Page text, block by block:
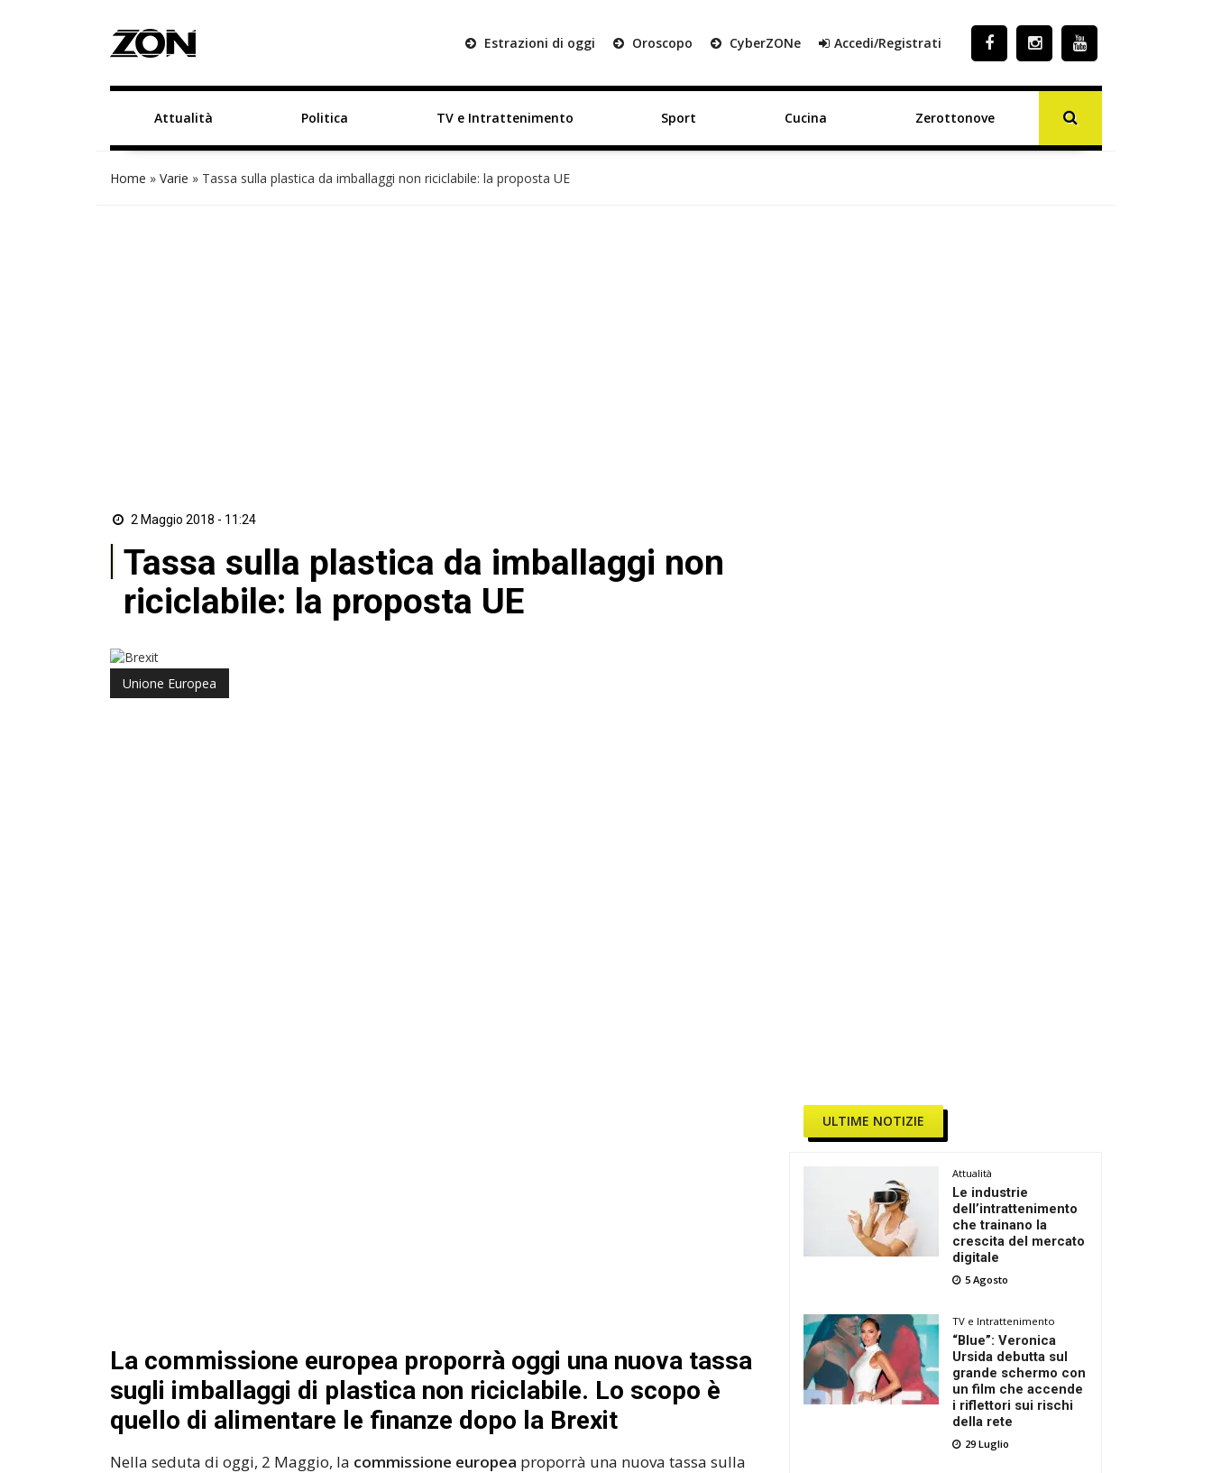
Estrazioni di oggi Oroscopo CyberZONe Accedi/Registrati
Attualità Politica TV e Intrattenimento Sport Cucina Zerottonove
Home » Varie » Tassa sulla plastica da imballaggi non riciclabile: la proposta UE
2 Maggio 2018 - 11:24
Tassa sulla plastica da imballaggi non
riciclabile: la proposta UE
Unione Europea
di Guido Isacco
La commissione europea proporrà oggi una nuova tassa
sugli imballaggi di plastica non riciclabile. Lo scopo è
quello di alimentare le finanze dopo la Brexit
Nella seduta di oggi, 2 Maggio, la commissione europea proporrà una nuova tassa sulla
ULTIME NOTIZIE
Attualità
Le industrie
dell’intrattenimento
che trainano la
crescita del mercato
digitale
5 Agosto
TV e Intrattenimento
“Blue”: Veronica
Ursida debutta sul
grande schermo con
un film che accende
i riflettori sui rischi
della rete
29 Luglio